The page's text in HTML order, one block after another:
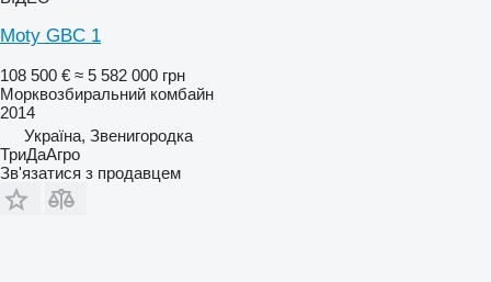
Moty GBC 1
108 500 € ≈ 5 582 000 грн
Морквозбиральний комбайн
2014
Україна, Звенигородка
ТриДаАгро
Зв'язатися з продавцем